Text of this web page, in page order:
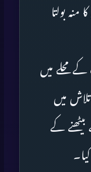
بولتا
محلے میں
تلاش میں
کے